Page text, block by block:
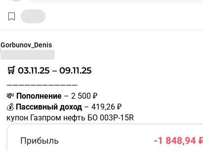
Gorbunov_Denis
🛒 03.11.25 – 09.11.25
————————————
💸 Пополнение – 2 500 ₽
💰 Пассивный доход – 419,26 ₽
купон Газпром нефть БО 003P-15R
#RU000A10BK17
купон ДАРС-Девелопмент 001Р-03